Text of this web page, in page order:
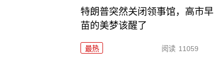
特朗普突然关闭领事馆，高市早
苗的美梦该醒了
最热 阅读 11059